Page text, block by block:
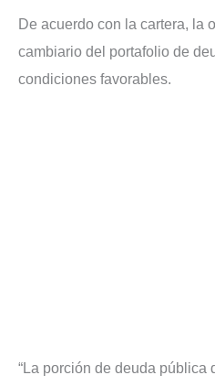
De acuerdo con la cartera, la
cambiario del portafolio de
condiciones favorables.
“La porción de deuda pública